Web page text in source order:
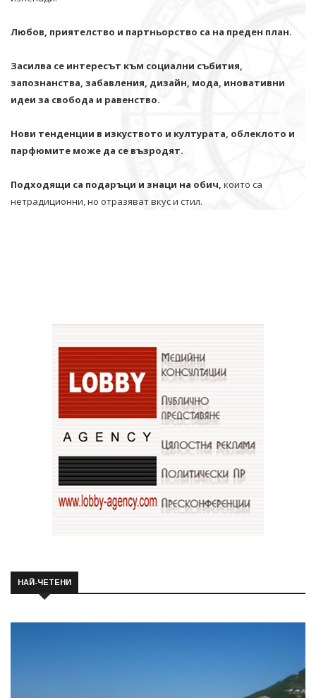
Любов, приятелство и партньорство са на преден план.
Засилва се интересът към социални събития,
запознанства, забавления, дизайн, мода, иновативни
идеи за свобода и равенство.
Нови тенденции в изкуството и културата, облеклото и
парфюмите може да се възродят.
Подходящи са подаръци и знаци на обич, които са
нетрадиционни, но отразяват вкус и стил.
НАЙ-ЧЕТЕНИ